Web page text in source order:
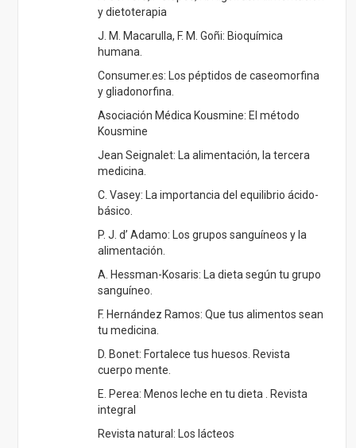
P. J. d’ Adamo: Los grupos sanguíneos y la
alimentación.
A. Hessman-Kosaris: La dieta según tu grupo
F. Hernández Ramos: Que tus alimentos sean
tu medicina.
D. Bonet: Fortalece tus huesos. Revista
E. Perea: Menos leche en tu dieta . Revista
Revista natural: Los lácteos
WaySays.com. How milk causes
osteoporosis.
http://www.calacervera.com
: Nutrición
ortomolecular.
http://www.holistika.net
: Alergias y salud
intestinal.
http://www.isabelgallego
: Los lácteos. La otra
cara de los lácteos.
http://www.lalecheleagueinternational : El
autismo y la familia lactante.
http://www.health
center: Intolerancia a la